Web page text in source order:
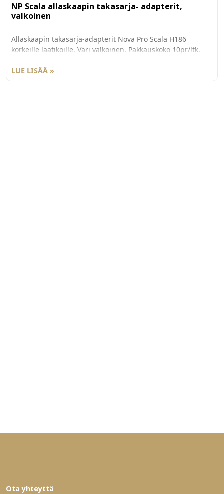
NP Scala allaskaapin takasarja- adapterit,
valkoinen
Allaskaapin takasarja-adapterit Nova Pro Scala H186
korkeille laatikoille. Väri valkoinen. Pakkauskoko 10pr/ltk.
78mm
LUE LISÄÄ »
Ota yhteyttä